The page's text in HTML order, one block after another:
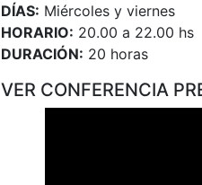
DÍAS: Miércoles y viernes
HORARIO: 20.00 a 22.00 hs
DURACIÓN: 20 horas
VER CONFERENCIA